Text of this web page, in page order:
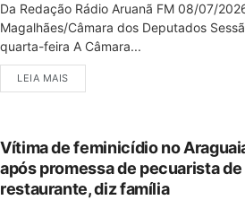
Da Redação Rádio Aruanã FM 08/07/
Magalhães/Câmara dos Deputados
quarta-feira A Câmara...
LEIA MAIS
Vítima de feminicídio no
após promessa de pecuarista
restaurante, diz família